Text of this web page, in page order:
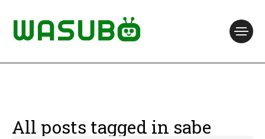
All posts tagged in sabe